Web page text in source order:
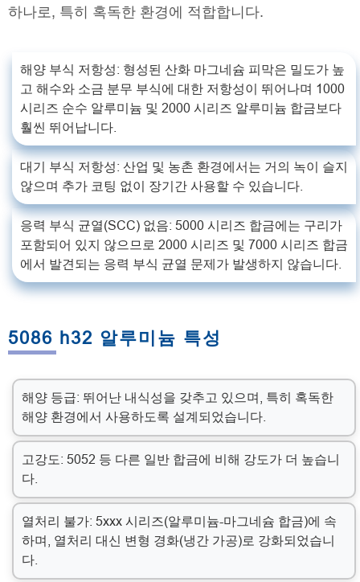
하나로, 특히 혹독한 환경에 적합합니다.
해양 부식 저항성: 형성된 산화 마그네슘 피막은 밀도가 높
고 해수와 소금 분무 부식에 대한 저항성이 뛰어나며 1000
시리즈 순수 알루미늄 및 2000 시리즈 알루미늄 합금보다
훨씬 뛰어납니다.
대기 부식 저항성: 산업 및 농촌 환경에서는 거의 녹이 슬지
않으며 추가 코팅 없이 장기간 사용할 수 있습니다.
응력 부식 균열(SCC) 없음: 5000 시리즈 합금에는 구리가
포함되어 있지 않으므로 2000 시리즈 및 7000 시리즈 합금
에서 발견되는 응력 부식 균열 문제가 발생하지 않습니다.
5086 h32 알루미늄 특성
해양 등급: 뛰어난 내식성을 갖추고 있으며, 특히 혹독한
해양 환경에서 사용하도록 설계되었습니다.
고강도: 5052 등 다른 일반 합금에 비해 강도가 더 높습니
다.
열처리 불가: 5xxx 시리즈(알루미늄-마그네슘 합금)에 속
하며, 열처리 대신 변형 경화(냉간 가공)로 강화되었습니
다.